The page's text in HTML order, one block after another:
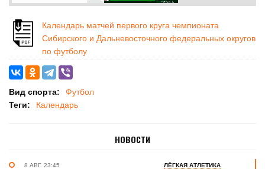
Календарь матчей первого круга чемпионата
Сибирского и Дальневосточного федеральных округов
по футболу
Вид спорта:
Футбол
Теги:
Календарь
НОВОСТИ
8 АВГ. 23:45 ЛЁГКАЯ АТЛЕТИКА